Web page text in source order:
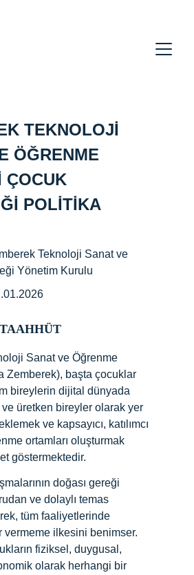
TEKNOLOJİ
ÖĞRENME
ÇOCUK
POLİTİKA
Teknoloji Sanat ve
Yönetim Kurulu
Sanat ve Öğrenme
Zemberek), başta çocuklar
bireylerin dijital dünyada
ve üretken bireyler olarak yer
ve kapsayıcı, katılımcı
ortamları oluşturmak
göstermektedir.
doğası gereği
ve dolaylı temas
tüm faaliyetlerinde
vermeme ilkesini benimser.
fiziksel, duygusal,
olarak herhangi bir